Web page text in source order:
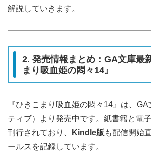
解説していきます。
2. 発売情報まとめ：GA文庫最
まり吸血姫の悶々14』
『ひきこまり吸血姫の悶々14』は、
ティブ）より発売中です。紙書籍と電
刊行されており、
Kindle版 も配信開始
ールスを記録しています。